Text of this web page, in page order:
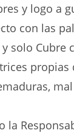
y logo a
con las
solo Cubre